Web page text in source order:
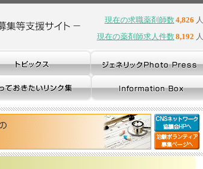
現在の求職薬剤師数 4,826 人
現在の薬剤師求人件数 8,192 人